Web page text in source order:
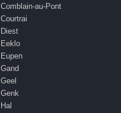
Comblain-au-Pont
Courtrai
Diest
Eeklo
Eupen
Gand
Geel
Genk
Hal